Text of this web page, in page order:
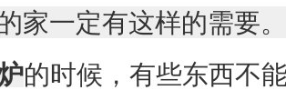
家一定有这样的需要
的时候，有些东西不